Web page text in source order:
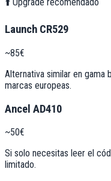
⬆️ Upgrade recomendado
Launch CR529
~85€
Alternativa similar en gama
marcas europeas.
Ancel AD410
~50€
Si solo necesitas leer el
limitado.